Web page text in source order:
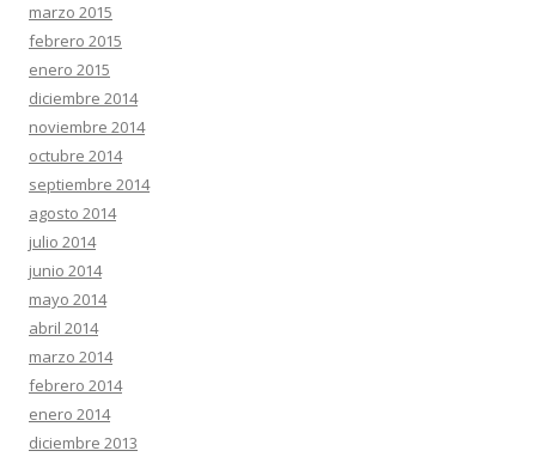
marzo 2015
febrero 2015
enero 2015
diciembre 2014
noviembre 2014
octubre 2014
septiembre 2014
agosto 2014
julio 2014
junio 2014
mayo 2014
abril 2014
marzo 2014
febrero 2014
enero 2014
diciembre 2013